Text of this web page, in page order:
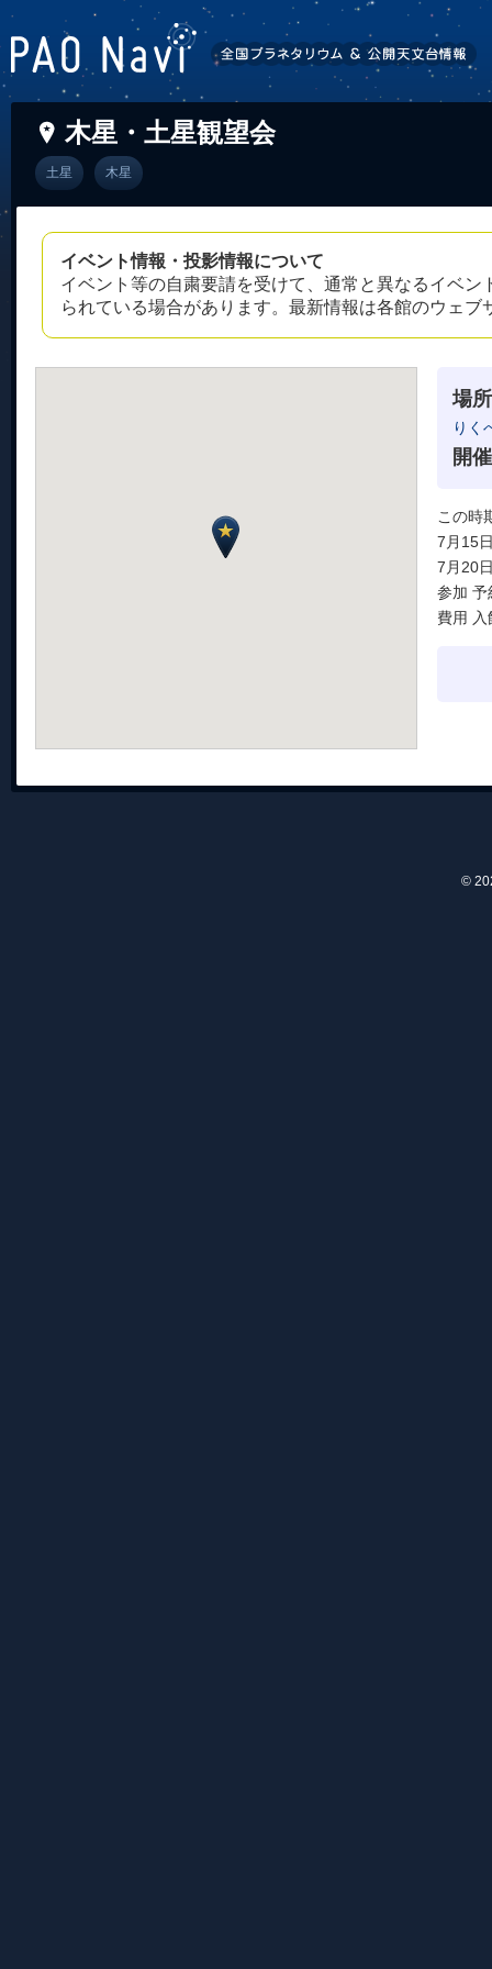
木星・土星観望会
土星 木星
イベント情報・投影情報について
イベント等の自粛要請を受けて、通常と異なるイベ
られている場合があります。最新情報は各館のウェ
場所
りく
開
この時
7月15
7月20
参加 予
費用 入
©